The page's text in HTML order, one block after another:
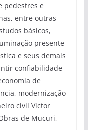
pedestres e
entre outras
básicos,
presente
e seus demais
confiabilidade
de
modernização
civil Victor
de Mucuri,